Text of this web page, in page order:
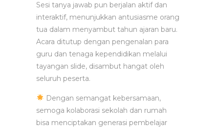
Sesi tanya jawab pun berjalan aktif dan
interaktif, menunjukkan antusiasme orang
tua dalam menyambut tahun ajaran baru.
Acara ditutup dengan pengenalan para
guru dan tenaga kependidikan melalui
tayangan slide, disambut hangat oleh
seluruh peserta.
Dengan semangat kebersamaan,
semoga kolaborasi sekolah dan rumah
bisa menciptakan generasi pembelajar